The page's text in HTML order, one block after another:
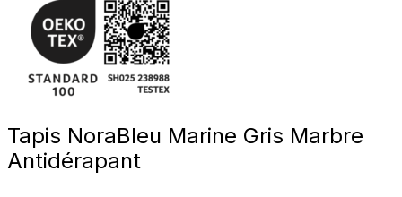
Tapis NoraBleu Marine Gris Marbre
Antidérapant